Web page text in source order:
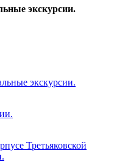
экскурсии.
экскурсии.
Третьяковской